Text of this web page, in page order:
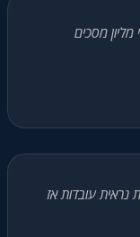
מסכים
עובדות אז